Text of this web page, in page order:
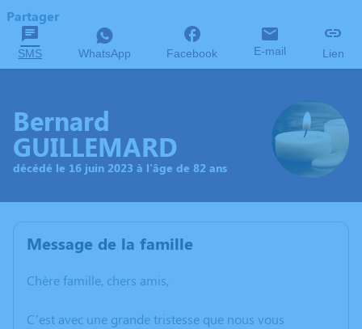
Partager
SMS WhatsApp Facebook E-mail Lien
Bernard
GUILLEMARD
décédé le 16 juin 2023 à l'âge de 82 ans
Message de la famille
Chère famille, chers amis,
C’est avec une grande tristesse que nous vous